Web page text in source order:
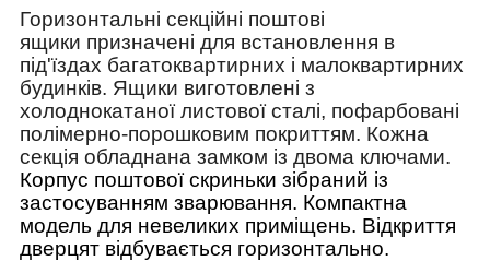
Горизонтальні секційні поштові
ящики призначені для встановлення в
під'їздах багатоквартирних і малоквартирних
будинків. Ящики виготовлені з
холоднокатаної листової сталі, пофарбовані
полімерно-порошковим покриттям. Кожна
секція обладнана замком із двома ключами.
Корпус поштової скриньки зібраний із
застосуванням зварювання. Компактна
модель для невеликих приміщень. Відкриття
дверцят відбувається горизонтально.